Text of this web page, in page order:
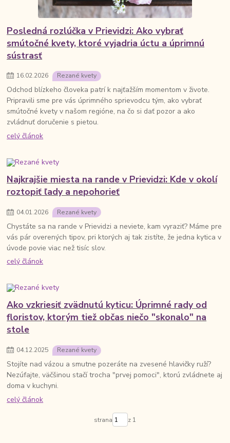
Posledná rozlúčka v Prievidzi: Ako vybrať
smútočné kvety, ktoré vyjadria úctu a úprimnú
sústrasť
16.02.2026 Rezané kvety
Odchod blízkeho človeka patrí k najťažším momentom v živote.
Pripravili sme pre vás úprimného sprievodcu tým, ako vybrať
smútočné kvety v našom regióne, na čo si dať pozor a ako
zvládnuť doručenie s pietou.
celý článok
Najkrajšie miesta na rande v Prievidzi: Kde v okolí
roztopiť ľady a nepohorieť
04.01.2026 Rezané kvety
Chystáte sa na rande v Prievidzi a neviete, kam vyraziť? Máme pre
vás pár overených tipov, pri ktorých aj tak zistíte, že jedna kytica v
úvode povie viac než tisíc slov.
celý článok
Ako vzkriesiť zvädnutú kyticu: Úprimné rady od
floristov, ktorým tiež občas niečo "skonalo" na
stole
04.12.2025 Rezané kvety
Stojíte nad vázou a smutne pozeráte na zvesené hlavičky ruží?
Nezúfajte, väčšinou stačí trocha "prvej pomoci", ktorú zvládnete aj
doma v kuchyni.
celý článok
strana z 1